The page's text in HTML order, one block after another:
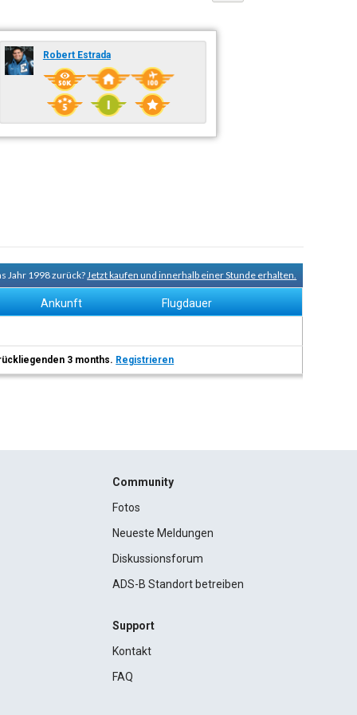
Robert Estrada
Jahr 1998 zurück?Jetzt kaufen und innerhalb einer Stunde erhalten.
Ankunft Flugdauer
3 months. Registrieren
Community
Fotos
Neueste Meldungen
Diskussionsforum
ADS-B Standort betreiben
Support
Kontakt
FAQ